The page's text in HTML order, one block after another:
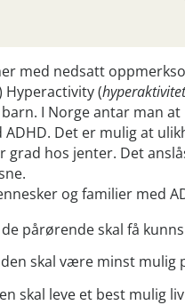
med nedsatt
Hyperactivity (hyperaktivitet
I Norge antar man
Det er mulig at
grad hos jenter. Det
og familier med
pårørende skal få
skal være minst mulig
skal leve et best mulig liv